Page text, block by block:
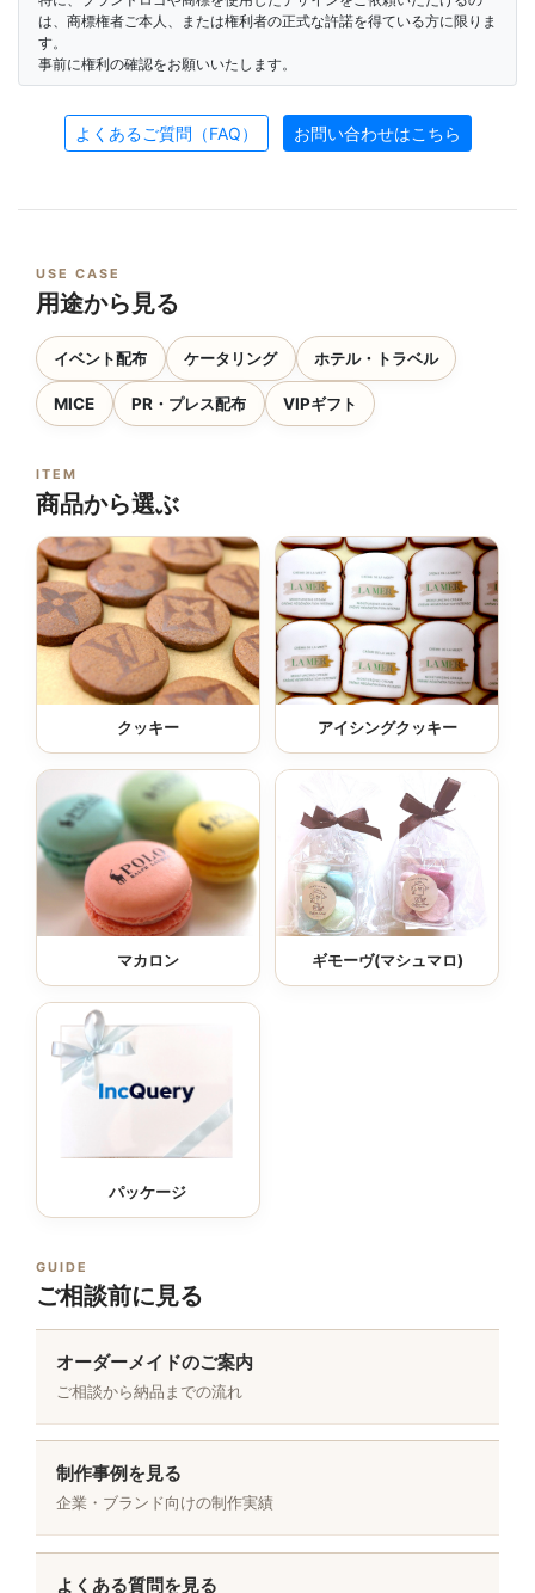
は、商標権者ご本人、または権利者の正式な許諾を得ている方に限りま
す。
事前に権利の確認をお願いいたします。
よくあるご質問（FAQ） お問い合わせはこちら
USE CASE
用途から見る
イベント配布 ケータリング ホテル・トラベル
MICE PR・プレス配布 VIPギフト
ITEM
商品から選ぶ
クッキー アイシングクッキー
マカロン ギモーヴ(マシュマロ)
パッケージ
GUIDE
ご相談前に見る
オーダーメイドのご案内
ご相談から納品までの流れ
制作事例を見る
企業・ブランド向けの制作実績
よくある質問を見る